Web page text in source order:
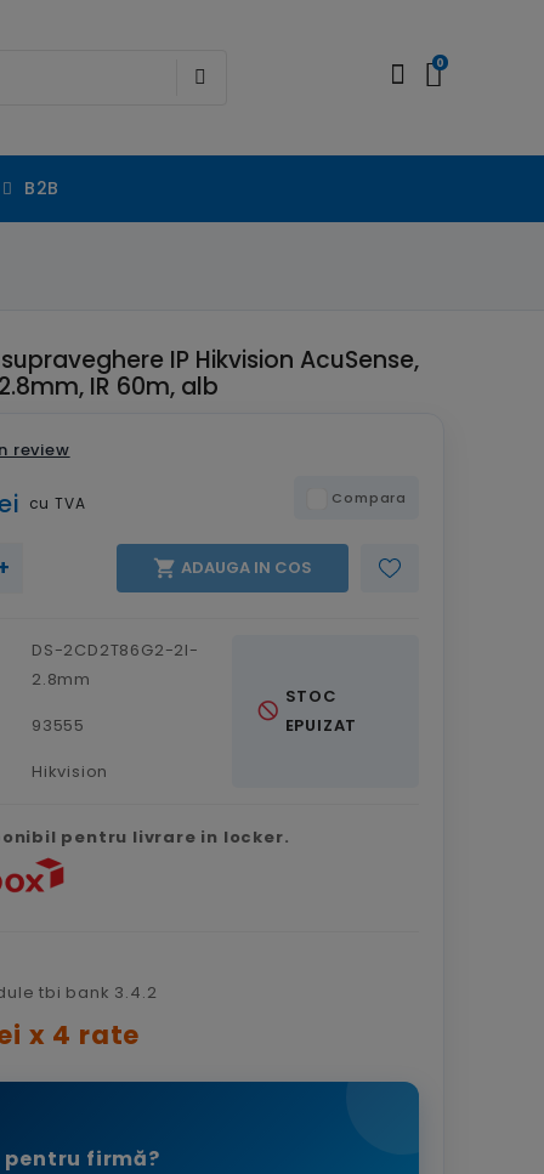
0
B2B
IP Hikvision AcuSense,
IR 60m, alb
review
cu TVA Compara
 ADAUGA IN COS
DS-2CD2T86G2-2I-
2.8mm
93555
Hikvision
not_interested
STOC
EPUIZAT
pentru livrare in locker.
x 4 rate
pentru firmă?